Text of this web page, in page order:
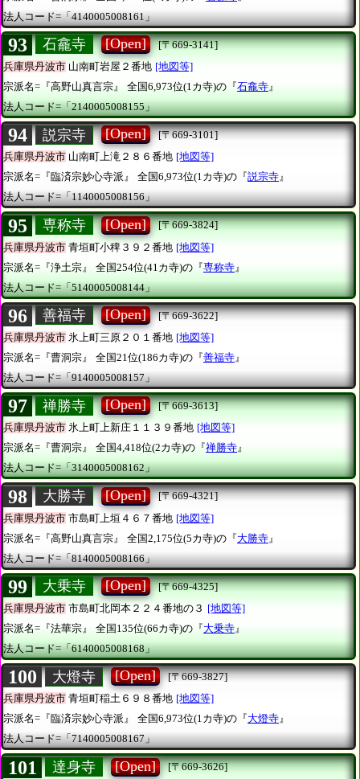
法人コード=「4140005008161」
93 石龕寺 [Open]
[〒669-3141]
兵庫県丹波市 山南町岩屋２番地 [地図等]
宗派名=『高野山真言宗』
全国6,973位(1カ寺)の『石龕寺 』
法人コード=「2140005008155」
94 説宗寺 [Open]
[〒669-3101]
兵庫県丹波市 山南町上滝２８６番地 [地図等]
宗派名=『臨済宗妙心寺派』
全国6,973位(1カ寺)の『説宗寺』
法人コード=「1140005008156」
95 専称寺 [Open]
[〒669-3824]
兵庫県丹波市 青垣町小稗３９２番地 [地図等]
宗派名=『浄土宗』
全国254位(41カ寺)の『専称寺 』
法人コード=「5140005008144」
96 善福寺 [Open]
[〒669-3622]
兵庫県丹波市 氷上町三原２０１番地 [地図等]
宗派名=『曹洞宗』
全国21位(186カ寺)の『善福寺 』
法人コード=「9140005008157」
97 禅勝寺 [Open]
[〒669-3613]
兵庫県丹波市 氷上町上新庄１１３９番地 [地図等]
宗派名=『曹洞宗』
全国4,418位(2カ寺)の『禅勝寺』
法人コード=「3140005008162」
98 大勝寺 [Open]
[〒669-4321]
兵庫県丹波市 市島町上垣４６７番地 [地図等]
宗派名=『高野山真言宗』
全国2,175位(5カ寺)の『大勝寺 』
法人コード=「8140005008166」
99 大乗寺 [Open]
[〒669-4325]
兵庫県丹波市 市島町北岡本２２４番地の３ [地図等]
宗派名=『法華宗』
全国135位(66カ寺)の『大乗寺 』
法人コード=「6140005008168」
100 大燈寺 [Open]
[〒669-3827]
兵庫県丹波市 青垣町稲土６９８番地 [地図等]
宗派名=『臨済宗妙心寺派』
全国6,973位(1カ寺)の『大燈寺』
法人コード=「7140005008167」
101 達身寺 [Open]
[〒669-3626]